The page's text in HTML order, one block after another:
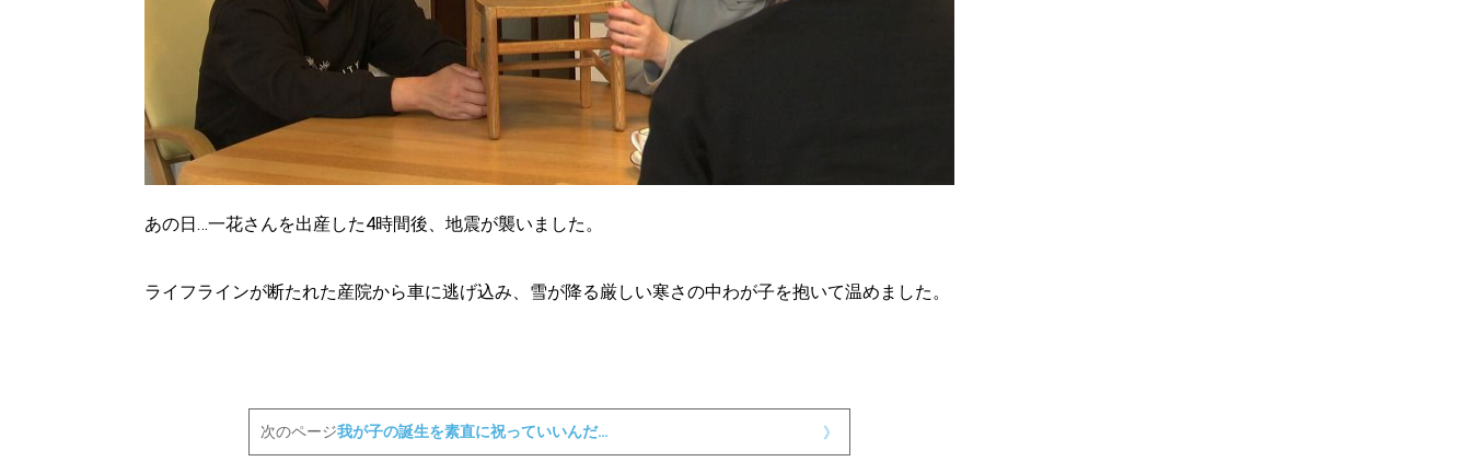
あの日…一花さんを出産した4時間後、地震が襲いました。
ライフラインが断たれた産院から車に逃げ込み、雪が降る厳しい寒さの中わが子を抱いて温めました。
次のページ我が子の誕生を素直に祝っていいんだ… 》